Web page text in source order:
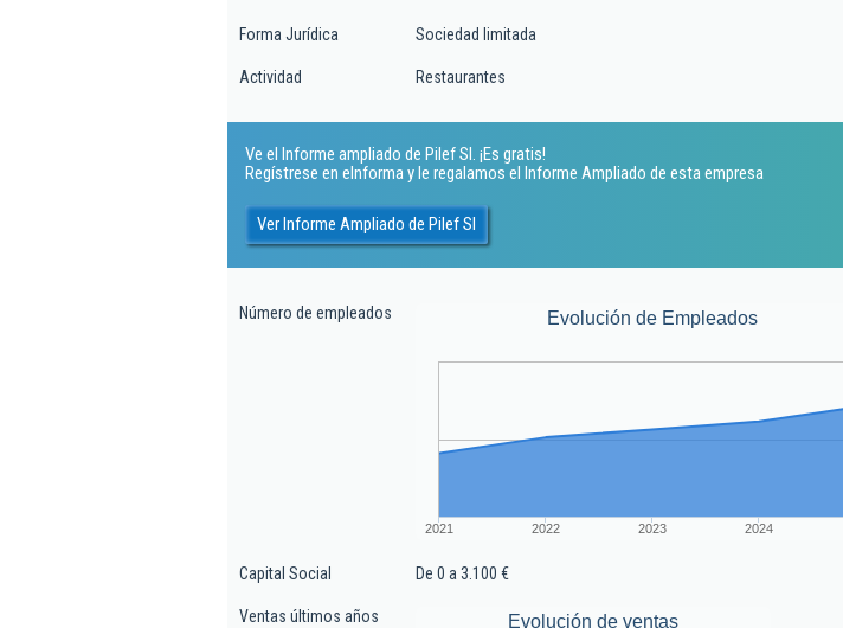
Forma Jurídica Sociedad limitada
Actividad Restaurantes
Ve el Informe ampliado de Pilef Sl. ¡Es gratis!
Regístrese en eInforma y le regalamos el Informe Ampliado de esta empresa
Ver Informe Ampliado de Pilef Sl
Número de empleados Evolución de Empleados
2021 2022 2023 2024
Capital Social De 0 a 3.100 €
Ventas últimos años Evolución de ventas